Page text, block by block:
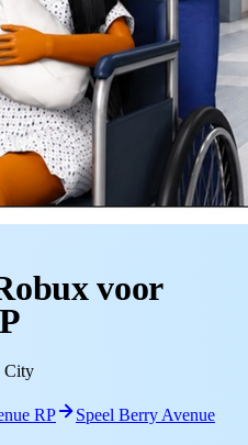
voor
City
RP
Speel Berry Avenue